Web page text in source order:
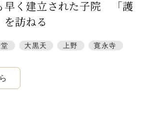
早く建立された子院 「護
を訪ねる
大黒天 上野 寛永寺